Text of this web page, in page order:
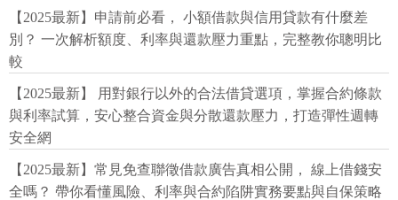
【2025最新】申請前必看， 小額借款與信用貸款有什麼差
別？ 一次解析額度、利率與還款壓力重點，完整教你聰明比
較
【2025最新】 用對銀行以外的合法借貸選項，掌握合約條款
與利率試算，安心整合資金與分散還款壓力，打造彈性週轉
安全網
【2025最新】常見免查聯徵借款廣告真相公開， 線上借錢安
全嗎？ 帶你看懂風險、利率與合約陷阱實務要點與自保策略